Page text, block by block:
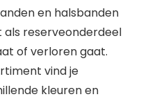
en halsbanden
als reserveonderdeel
of verloren gaat.
vind je
kleuren en